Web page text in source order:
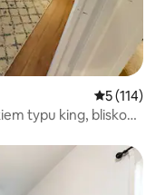
Średnia
5 (114)
typu king, blisko